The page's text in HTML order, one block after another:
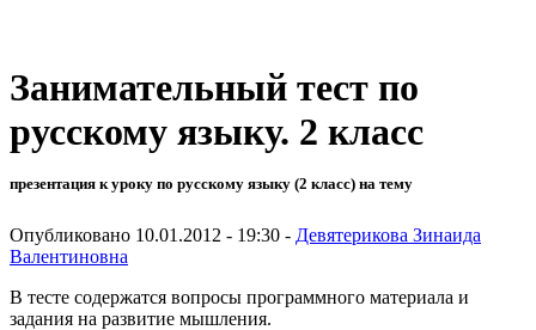
Занимательный тест по
русскому языку. 2 класс
презентация к уроку по русскому языку (2 класс) на тему
Опубликовано 10.01.2012 - 19:30 - Девятерикова Зинаида
Валентиновна
В тесте содержатся вопросы программного материала и
задания на развитие мышления.